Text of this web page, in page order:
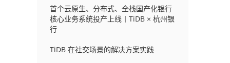
首个云原生、分布式、全栈国产化银行
核心业务系统投产上线丨TiDB × 杭州银
行
TiDB 在社交场景的解决方案实践